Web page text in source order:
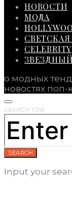
НОВОСТИ
МОДА
CELEBRITY
о модных
новостях поп-
SEARCH FOR:
SEARCH
Input your